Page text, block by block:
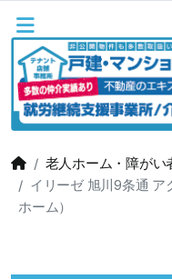
老人ホーム・障がい
イリーゼ 旭川9条通 ア
ホーム）